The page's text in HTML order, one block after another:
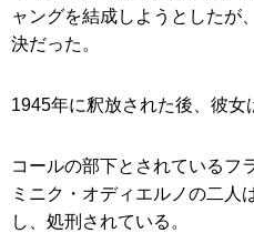
ャングを結成しようとしたが
決だった。
1945年に釈放された後、彼女
コールの部下とされているフ
ミニク・オディエルノの二人
し、処刑されている。